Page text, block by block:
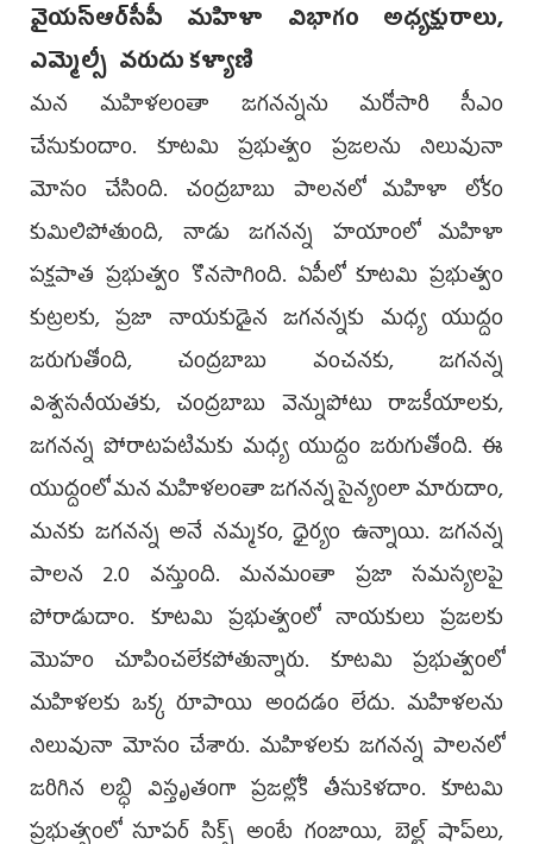
వైయ‌స్ఆర్‌సీపీ మహిళా విభాగం అధ్యక్షురాలు,
ఎమ్మెల్సీ వరుదు కళ్యాణి
మన మహిళలంతా జగనన్నను మరోసారి సీఎం
చేసుకుందాం. కూటమి ప్రభుత్వం ప్రజలను నిలువునా
మోసం చేసింది. చంద్రబాబు పాలనలో మహిళా లోకం
కుమిలిపోతుంది, నాడు జగనన్న హయాంలో మహిళా
పక్షపాత ప్రభుత్వం కొనసాగింది. ఏపీలో కూటమి ప్రభుత్వం
కుట్రలకు, ప్రజా నాయకుడైన జగనన్నకు మధ్య యుద్దం
జరుగుతోంది, చంద్రబాబు వంచనకు, జగనన్న
విశ్వసనీయతకు, చంద్రబాబు వెన్నుపోటు రాజకీయాలకు,
జగనన్న పోరాటపటిమకు మధ్య యుద్దం జరుగుతోంది. ఈ
యుద్దంలో మన మహిళలంతా జగనన్న సైన్యంలా మారుదాం,
మనకు జగనన్న అనే నమ్మకం, ధైర్యం ఉన్నాయి. జగనన్న
పాలన 2.0 వస్తుంది. మనమంతా ప్రజా సమస్యలపై
పోరాడుదాం. కూటమి ప్రభుత్వంలో నాయకులు ప్రజలకు
మొహం చూపించలేకపోతున్నారు. కూటమి ప్రభుత్వంలో
మహిళలకు ఒక్క రూపాయి అందడం లేదు. మహిళలను
నిలువునా మోసం చేశారు. మహిళలకు జగనన్న పాలనలో
జరిగిన లబ్ధి విస్తృతంగా ప్రజల్లోకి తీసుకెళదాం. కూటమి
ప్రభుత్వంలో సూపర్‌ సిక్స్‌ అంటే గంజాయి, బెల్ట్‌ షాప్‌లు,